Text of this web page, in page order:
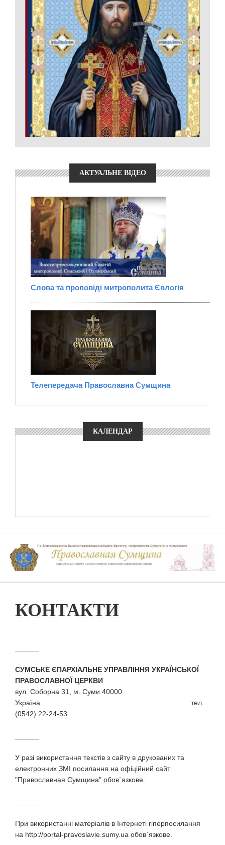
АКТУАЛЬНЕ ВІДЕО
Слова та проповіді митрополита Євлогія
Телепередача Православна Сумщина
КАЛЕНДАР
КОНТАКТИ
СУМСЬКЕ ЄПАРХІАЛЬНЕ УПРАВЛІННЯ УКРАЇНСЬКОЇ
ПРАВОСЛАВНОЇ ЦЕРКВИ
вул. Соборна 31, м. Суми 40000
Україна тел.
(0542) 22-24-53
У разi використання текстiв з сайту в друкованих та
електронних ЗМI посилання на офіційний сайт
"Православная Сумщина" обов`язкове.
При використаннi матерiалiв в Iнтернетi гiперпосилання
на http://portal-pravoslavie.sumy.ua обов`язкове.